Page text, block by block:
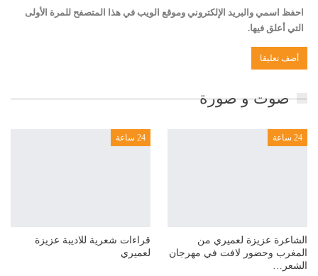
احفظ اسمي والبريد الإلكتروني وموقع الويب في هذا المتصفح للمرة الأولى
التي أعلق فيها.
صوت و صورة
24 ساعة
الشاعرة عزيزة لعميري من
المغرب وحضور لافت في مهرجان
الشعر…
24 ساعة
قراءات شعرية للاديبة عزيزة
لعميري